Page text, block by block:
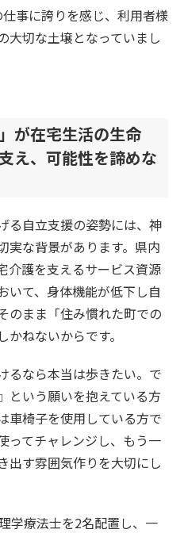
事に誇りを感じ、利用者様
大切な土壌となっていまし
が在宅生活の生命
え、可能性を諦めな
る自立支援の姿勢には、神
実な背景があります。県内
介護を支えるサービス資源
いて、身体機能が低下し自
のまま「住み慣れた町での
ねないからです。
るなら本当は歩きたい。で
という願いを抱えている方
車椅子を使用している方で
ってチャレンジし、もう一
出す雰囲気作りを大切にし
学療法士を2名配置し、一